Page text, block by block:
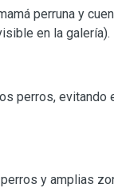
perruna y
en la galería).
perros, evitando
y amplias